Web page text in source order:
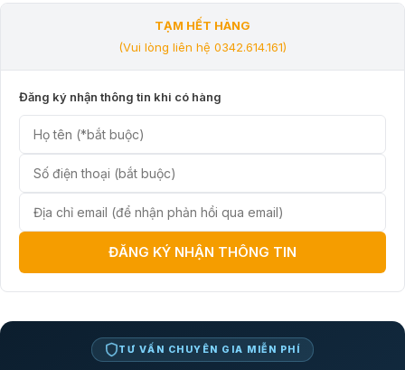
TẠM HẾT HÀNG
(Vui lòng liên hệ 0342.614.161)
Đăng ký nhận thông tin khi có hàng
ĐĂNG KÝ NHẬN THÔNG TIN
TƯ VẤN CHUYÊN GIA MIỄN PHÍ
tân nhất hiện nay có thể nhận dạng chính xác dấu vân tay ở các tình
huống môi trường khác nhau chỉ mất vài giây là bạn có thể mở cửa
phá khóa hoặc cố ý đột nhập. Khi nhập mật khẩu nhập sai nhiều lần
hoặc dấu vân tay không nhận chính xác nhiều lần và có tác động đến
từ ngoại lực, hệ thống khóa sẽ tự động gửi cảnh báo về App cho người
dùng ngay lập tức.
MỞ KHÓA THÔNG QUA SMARTPHONE
Với
chiếc điện thoại trên tay của bạn cũng chính
là chiếc khóa nhà của bạn, bạn có thể dễ dàng mở cửa thông qua
công nghệ Bluetooth 5.0 hoặc mở khóa 1 chạm nếu thiết bị có tích hợp
vị khách ta có thể dễ dàng tạo mật khẩu tạm thời và tùy chỉnh thời gian
hiệu lực của mã khóa.
Ngoài ra thông qua ứng dụngMihomebạn có thể kiểm tra trạng thái